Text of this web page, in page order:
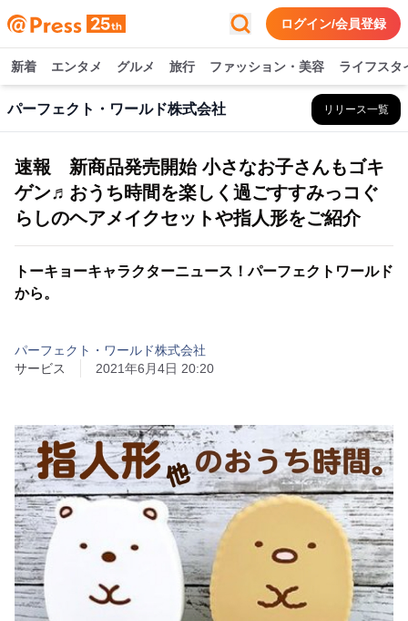
ログイン/会員登録
新着 エンタメ グルメ 旅行 ファッション・美容 ライフスタ
パーフェクト・ワールド株式会社 リリース一覧
速報 新商品発売開始 小さなお子さんもゴキ
ゲン♬おうち時間を楽しく過ごすすみっコぐ
らしのヘアメイクセットや指人形をご紹介
トーキョーキャラクターニュース！パーフェクトワールド
から。
パーフェクト・ワールド株式会社
サービス
2021年6月4日 20:20